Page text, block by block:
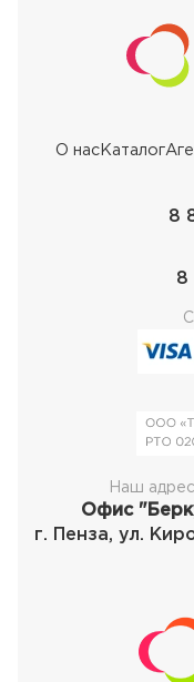
О насКаталог
8
8
Наш адрес
Офис
г. Пенза, ул.